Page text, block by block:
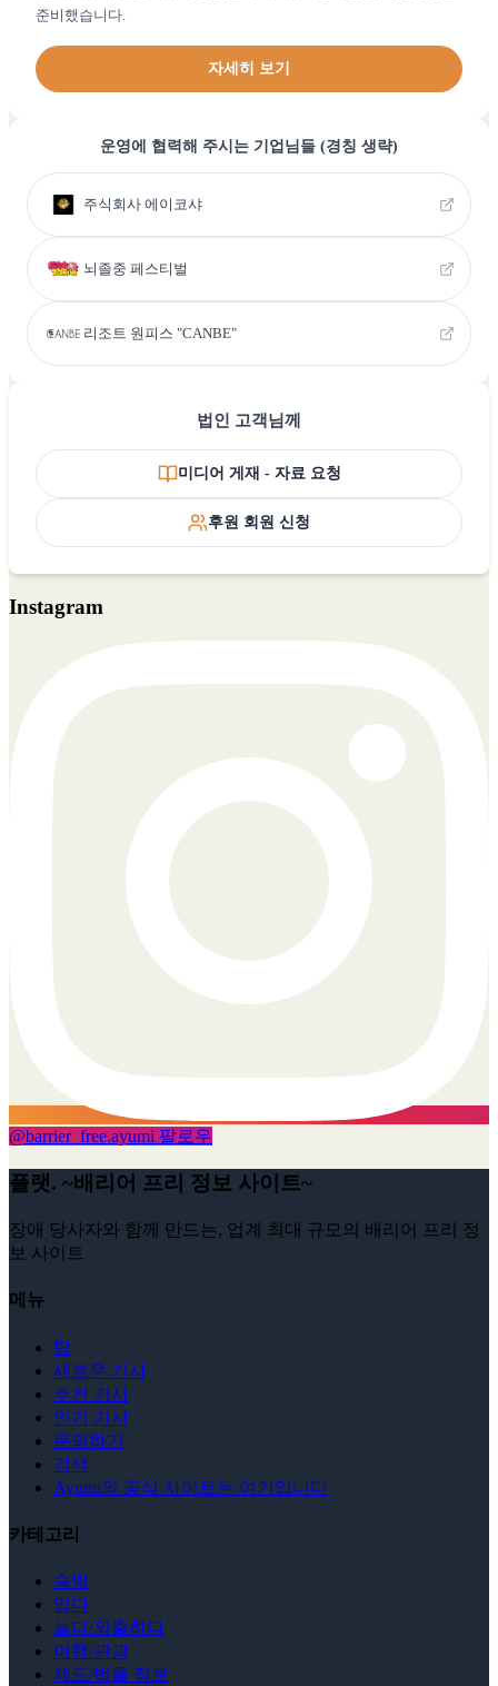
준비했습니다.
자세히 보기
운영에 협력해 주시는 기업님들 (경칭 생략)
주식회사 에이코샤
뇌졸중 페스티벌
리조트 원피스 "CANBE"
법인 고객님께
미디어 게재 - 자료 요청
후원 회원 신청
Instagram
@barrier_free.ayumi 팔로우
플랫. ~배리어 프리 정보 사이트~
장애 당사자와 함께 만드는, 업계 최대 규모의 배리어 프리 정
보 사이트
메뉴
탑
새로운 기사
추천 기사
인기 기사
문의하기
검색
Ayumi의 공식 사이트는 여기입니다
카테고리
숙박
입다
놀다/외출하다
여행/관광
제도/법률 정보